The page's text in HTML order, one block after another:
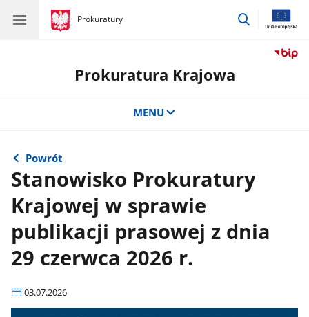
gov.pl
Prokuratury
gov.pl
Prokuratury
przejdź
Prokuratura Krajowa
MENU
Powrót
Stanowisko Prokuratury
Krajowej w sprawie
publikacji prasowej z dnia
29 czerwca 2026 r.
03.07.2026